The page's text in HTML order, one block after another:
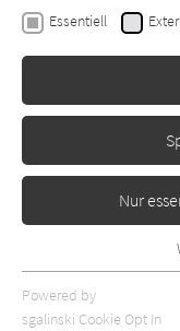
Sabine Praml
Wenn
Oetinger
Essentiell
Nur
Essentielle Cookies
Webseite benötigt.
Powered by
sgalinski Cookie Opt In